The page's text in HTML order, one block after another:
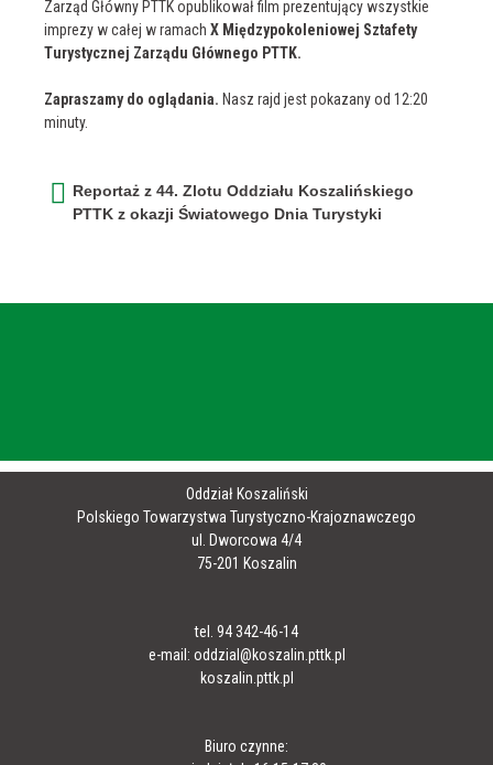
Zarząd Główny PTTK opublikował film prezentujący wszystkie
imprezy w całej w ramach X Międzypokoleniowej Sztafety
Turystycznej Zarządu Głównego PTTK.
Zapraszamy do oglądania. Nasz rajd jest pokazany od 12:20
minuty.
Reportaż z 44. Zlotu Oddziału Koszalińskiego
PTTK z okazji Światowego Dnia Turystyki
Oddział Koszaliński
Polskiego Towarzystwa Turystyczno-Krajoznawczego
ul. Dworcowa 4/4
75-201 Koszalin
tel. 94 342-46-14
e-mail: oddzial@koszalin.pttk.pl
koszalin.pttk.pl
Biuro czynne: